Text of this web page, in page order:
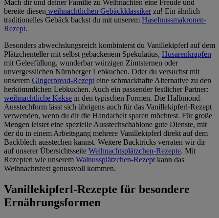
Mach dir und deiner Familie zu Weihnachten eine Freude und
bereite diesen weihnachtlichen Gebäckklassikerzu! Ein ähnlich
traditionelles Gebäck backst du mit unserem Haselnussmakronen-
Rezept.
Besonders abwechslungsreich kombinierst du Vanillekipferl auf dem
Plätzchenteller mit selbst gebackenem Spekulatius, Husarenkrapfen
mit Geleefüllung, wunderbar würzigen Zimtsternen oder
unvergesslichen Nürnberger Lebkuchen. Oder du versuchst mit
unserem Gingerbread-Rezept eine schmackhafte Alternative zu den
herkömmlichen Lebkuchen. Auch ein passender festlicher Partner:
weihnachtliche Kekse in den typischen Formen. Die Halbmond-
Ausstechform lässt sich übrigens auch für das Vanillekipferl-Rezept
verwenden, wenn du dir die Handarbeit sparen möchtest. Für große
Mengen leistet eine spezielle Ausstechschablone gute Dienste, mit
der du in einem Arbeitsgang mehrere Vanillekipferl direkt auf dem
Backblech ausstechen kannst. Weitere Backtricks verraten wir dir
auf unserer Übersichtsseite Weihnachtsplätzchen-Rezepte. Mit
Rezepten wie unserem Walnussplätzchen-Rezept kann das
Weihnachtsfest genussvoll kommen.
Vanillekipferl-Rezepte für besondere
Ernährungsformen